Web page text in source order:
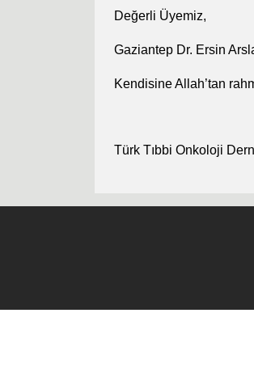
Değerli Üyemiz,
Gaziantep Dr. Ersin
Kendisine Allah’tan
Türk Tıbbi Onkoloji